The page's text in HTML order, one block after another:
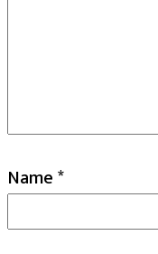
Name*